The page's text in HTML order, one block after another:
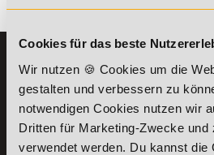
Cookies für das beste
Wir nutzen 🍪 Cookies um die
gestalten und verbessern zu
notwendigen Cookies nutzen wir
Dritten für Marketing-Zwecke
verwendet werden. Du kannst die
KONTAKT
07191-22987-0
WhatsApp:
+49 (0) 7191 9513201